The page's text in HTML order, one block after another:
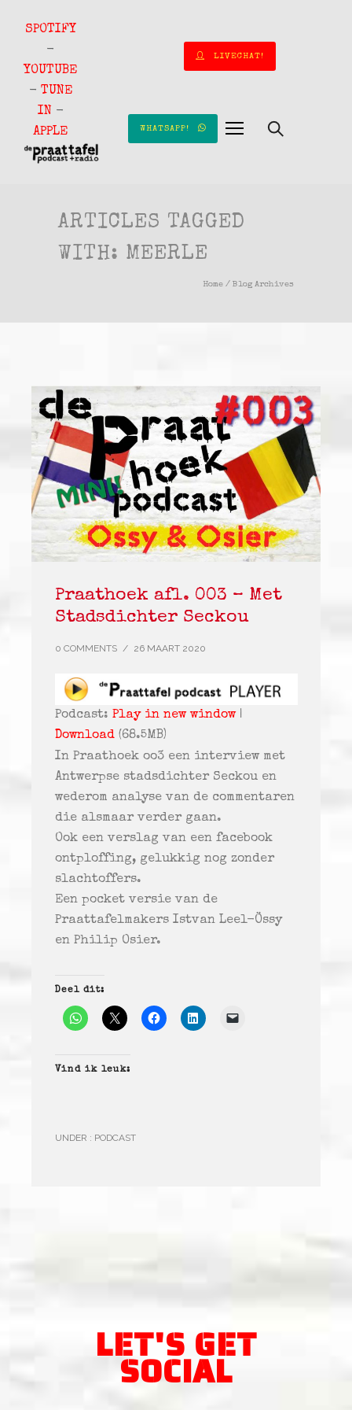
SPOTIFY
-
YOUTUBE
- TUNE
IN -
APPLE
LIVECHAT!
WHATSAPP!
ARTICLES TAGGED
WITH: MEERLE
Home / Blog Archives
Praathoek afl. 003 – Met
Stadsdichter Seckou
0 COMMENTS / 26 MAART 2020
Podcast: Play in new window|
Download (68.5MB)
In Praathoek oo3 een interview met
Antwerpse stadsdichter Seckou en
wederom analyse van de commentaren
die alsmaar verder gaan.
Ook een verslag van een facebook
ontploffing, gelukkig nog zonder
slachtoffers.
Een pocket versie van de
Praattafelmakers Istvan Leel-Össy
en Philip Osier.
Deel dit:
Vind ik leuk:
UNDER : PODCAST
LET'S GET
SOCIAL